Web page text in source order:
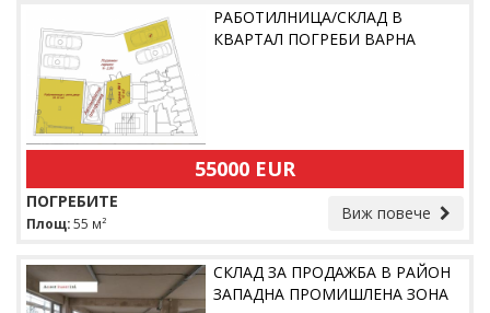
РАБОТИЛНИЦА/СКЛАД В
КВАРТАЛ ПОГРЕБИ ВАРНА
55000 EUR
Виж повече
ПОГРЕБИТЕ
Площ:55 м²
СКЛАД ЗА ПРОДАЖБА В РАЙОН
ЗАПАДНА ПРОМИШЛЕНА ЗОНА